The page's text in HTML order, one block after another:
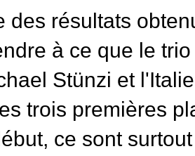
des résultats
à ce que le
Stünzi et
trois premières
ce sont